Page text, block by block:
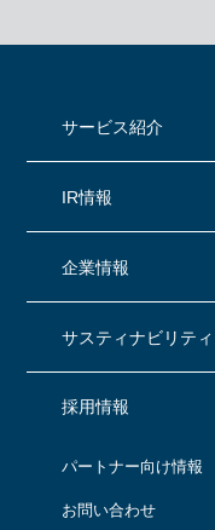
サービス紹介
IR情報
企業情報
サスティナビリティ
採用情報
パートナー向け情報
お問い合わせ